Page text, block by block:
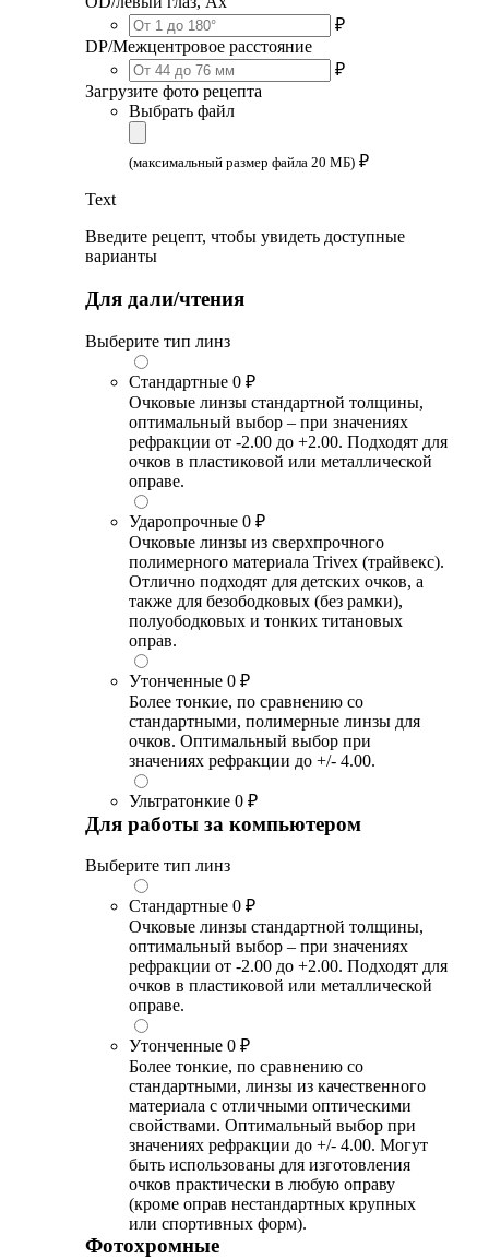
₽
DP/Межцентровое расстояние
₽
Загрузите фото рецепта
Выбрать файл
(максимальный размер файла 20 МБ) ₽
Text
Введите рецепт, чтобы увидеть доступные
варианты
Для дали/чтения
Выберите тип линз
Стандартные 0 ₽
Очковые линзы стандартной толщины,
оптимальный выбор – при значениях
рефракции от -2.00 до +2.00. Подходят для
очков в пластиковой или металлической
оправе.
Ударопрочные 0 ₽
Очковые линзы из сверхпрочного
полимерного материала Trivex (трайвекс).
Отлично подходят для детских очков, а
также для безободковых (без рамки),
полуободковых и тонких титановых
оправ.
Утонченные 0 ₽
Более тонкие, по сравнению со
стандартными, полимерные линзы для
очков. Оптимальный выбор при
значениях рефракции до +/- 4.00.
Ультратонкие 0 ₽
Для работы за компьютером
Выберите тип линз
Стандартные 0 ₽
Очковые линзы стандартной толщины,
оптимальный выбор – при значениях
рефракции от -2.00 до +2.00. Подходят для
очков в пластиковой или металлической
оправе.
Утонченные 0 ₽
Более тонкие, по сравнению со
стандартными, линзы из качественного
материала с отличными оптическими
свойствами. Оптимальный выбор при
значениях рефракции до +/- 4.00. Могут
быть использованы для изготовления
очков практически в любую оправу
(кроме оправ нестандартных крупных
или спортивных форм).
Фотохромные